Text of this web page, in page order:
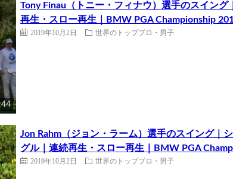
Tony Finau（トニー・フィナウ）選手のスイン
再生・スロー再生｜BMW PGA Championship
2019年10月2日 世界のトッププロ・男子
Jon Rahm（ジョン・ラーム）選手のスイング｜
グル｜連続再生・スロー再生｜BMW PGA
2019年10月2日 世界のトッププロ・男子